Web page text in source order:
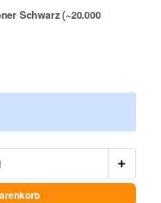
Schwarz (~20.000